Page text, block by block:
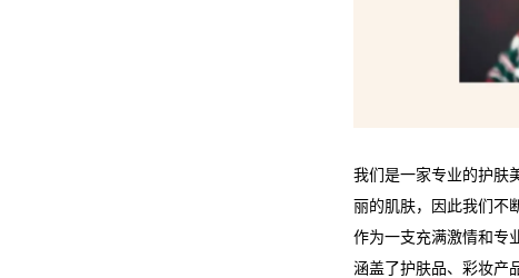
我们是一家专业的护肤
丽的肌肤，因此我们不
作为一支充满激情和专
涵盖了护肤品、彩妆产